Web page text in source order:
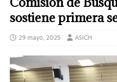
sostiene primera
29 mayo, 2025 ASICH